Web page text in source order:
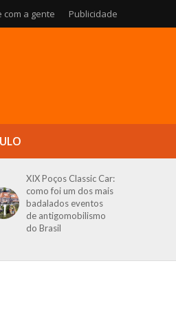
com a gente Publicidade
XIX Poços Classic Car:
como foi um dos mais
badalados eventos
de antigomobilismo
do Brasil